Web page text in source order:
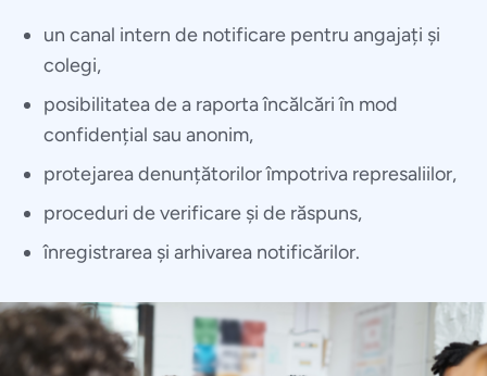
un canal intern de notificare pentru angajați și
colegi,
posibilitatea de a raporta încălcări în mod
confidențial sau anonim,
protejarea denunțătorilor împotriva represaliilor,
proceduri de verificare și de răspuns,
înregistrarea și arhivarea notificărilor.